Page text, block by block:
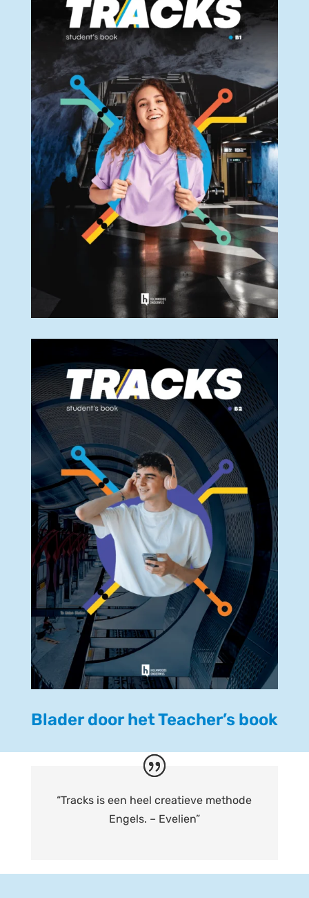
Blader door het Teacher’s book
“Tracks is een heel creatieve methode
Engels. – Evelien”